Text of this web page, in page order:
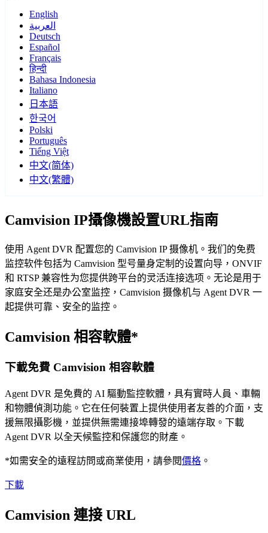
English
العربية
Deutsch
Español
Français
हिन्दी
Bahasa Indonesia
Italiano
日本語
한국어
Polski
Português
Tiếng Việt
中文(简体)
中文(繁體)
Camvision IP攝像機設置URL指南
使用 Agent DVR 配置您的 Camvision IP 摄像机。我们的免费
监控软件包括为 Camvision 型号量身定制的设置向导，ONVIF
和 RTSP 兼容性为您提供跨平台的灵活连接选项。无论是用于
家庭安全还是办公室监控，Camvision 摄像机与 Agent DVR 一
起提供可靠、安全的监控。
Camvision 相容軟體*
下載免費 Camvision 相容軟體
Agent DVR 是免費的 AI 驅動監控軟體，具有實時人員、車輛
和物體偵測功能。它在任何裝置上提供使用者友善的介面，支
援無限攝影機，並提供無需連接埠轉發的遠端存取。下載
Agent DVR 以全天候監控和保護您的財產。
*如需安全的遠程訪問或商業使用，請參閱價格 。
下載
Camvision 連接 URL